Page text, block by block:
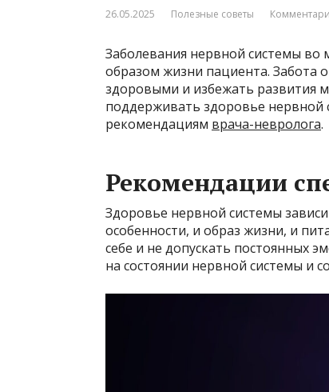
26.05.2025 Полезные советы
Заболевания нервной системы во
образом жизни пациента. Забота
здоровыми и избежать развития
поддерживать здоровье
рекомендациям врача-невролога.
Рекомендации
Здоровье нервной системы
особенности, и образ жизни, и
себе и не допускать постоянных
на состоянии нервной системы и